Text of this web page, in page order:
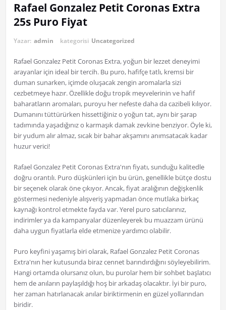
Rafael Gonzalez Petit Coronas Extra
25s Puro Fiyat
Yazar: admin kategorisi Uncategorized
Rafael Gonzalez Petit Coronas Extra, yoğun bir lezzet deneyimi
arayanlar için ideal bir tercih. Bu puro, hafifçe tatlı, kremsi bir
duman sunarken, içimde oluşacak zengin aromalarla sizi
cezbetmeye hazır. Özellikle doğu tropik meyvelerinin ve hafif
baharatların aromaları, puroyu her nefeste daha da cazibeli kılıyor.
Dumanını tüttürürken hissettiğiniz o yoğun tat, aynı bir şarap
tadımında yaşadığınız o karmaşık damak zevkine benziyor. Öyle ki,
bir yudum alır almaz, sıcak bir bahar akşamını anımsatacak kadar
huzur verici!
Rafael Gonzalez Petit Coronas Extra'nın fiyatı, sunduğu kalitedle
doğru orantılı. Puro düşkünleri için bu ürün, genellikle bütçe dostu
bir seçenek olarak öne çıkıyor. Ancak, fiyat aralığının değişkenlik
göstermesi nedeniyle alışveriş yapmadan önce mutlaka birkaç
kaynağı kontrol etmekte fayda var. Yerel puro satıcılarınız,
indirimler ya da kampanyalar düzenleyerek bu muazzam ürünü
daha uygun fiyatlarla elde etmenize yardımcı olabilir.
Puro keyfini yaşamış biri olarak, Rafael Gonzalez Petit Coronas
Extra'nın her kutusunda biraz cennet barındırdığını söyleyebilirim.
Hangi ortamda olursanız olun, bu purolar hem bir sohbet başlatıcı
hem de anıların paylaşıldığı hoş bir arkadaş olacaktır. İyi bir puro,
her zaman hatırlanacak anılar biriktirmenin en güzel yollarından
biridir.